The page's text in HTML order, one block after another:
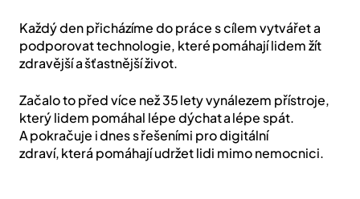
Každý den přicházíme do práce s cílem vytvářet a
podporovat technologie, které pomáhají lidem žít
zdravější a šťastnější život.
Začalo to před více než 35 lety vynálezem přístroje,
který lidem pomáhal lépe dýchat a lépe spát.
A pokračuje i dnes s řešeními pro digitální
zdraví, která pomáhají udržet lidi mimo nemocnici.